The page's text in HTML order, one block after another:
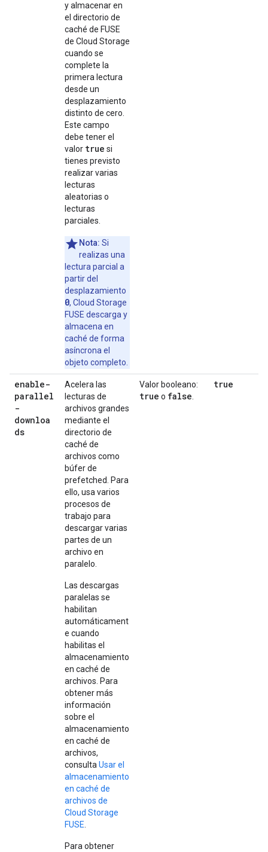
y almacenar en
el directorio de
caché de FUSE
de Cloud Storage
cuando se
complete la
primera lectura
desde un
desplazamiento
distinto de cero.
Este campo
debe tener el
valor true si
tienes previsto
realizar varias
lecturas
aleatorias o
lecturas
parciales.
Nota: Si
realizas una
lectura parcial a
partir del
desplazamiento
0, Cloud Storage
FUSE descarga y
almacena en
caché de forma
asíncrona el
objeto completo.
enable-
parallel
-
downloa
ds
Acelera las
lecturas de
archivos grandes
mediante el
directorio de
caché de
archivos como
búfer de
prefetched. Para
ello, usa varios
procesos de
trabajo para
descargar varias
partes de un
archivo en
paralelo.
Las descargas
paralelas se
habilitan
automáticament
e cuando
habilitas el
almacenamiento
en caché de
archivos. Para
obtener más
información
sobre el
almacenamiento
en caché de
archivos,
consulta Usar el
almacenamiento
en caché de
archivos de
Cloud Storage
FUSE
Para obtener
Valor booleano:
true o false
true